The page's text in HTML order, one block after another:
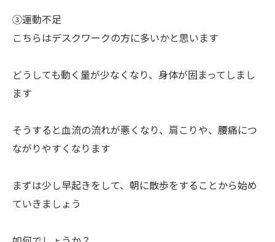
➂運動不足
こちらはデスクワークの方に多いかと思います
どうしても動く量が少なくなり、身体が固まってしまし
ます
そうすると血流の流れが悪くなり、肩こりや、腰痛につ
ながりやすくなります
まずは少し早起きをして、朝に散歩をすることから始め
ていきましょう